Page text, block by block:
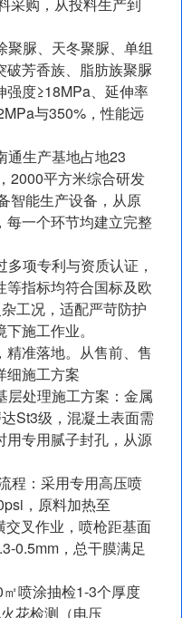
采购，从投料生产到
脲、天冬聚脲、单组
芳香族、脂肪族聚脲
强度≥18MPa、延伸率
与350%，性能远
生产基地占地23
2000平方米综合研发
智能生产设备，从原
每一个环节均建立完整
项专利与资质认证，
指标均符合国标及欧
工况，适配严苛防护
施工作业。
准落地。从售前、售
细施工方案
处理施工方案：金属
St3级，混凝土表面需
用专用腻子封孔，从源
程：采用专用高压喷
，原料加热至
叉作业，喷枪距基面
0.5mm，总干膜满足
喷涂抽检1-3个厚度
花检测（电压